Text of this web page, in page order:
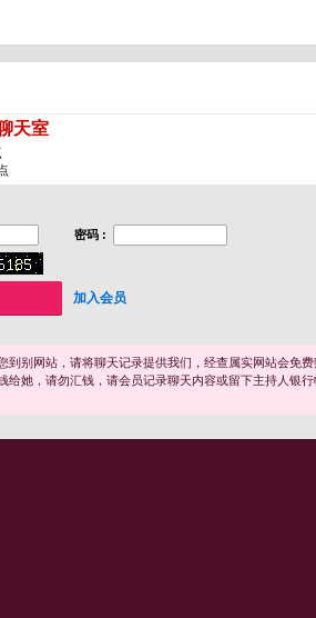
天室
密码 :
加入会员
到别网站，请将聊天记录提供我们，经查属实网站会免费
给她，请勿汇钱，请会员记录聊天内容或留下主持人银